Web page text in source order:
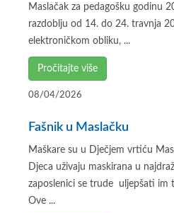
Maslačak za pedagošku godinu
razdoblju od 14. do 24. travnja
elektroničkom obliku, ...
Pročitajte više
08/04/2026
Fašnik u Maslačku
Maškare su u Dječjem vrtiću
Djeca uživaju maskirana u
zaposlenici se trude uljepšati im
Ove ...